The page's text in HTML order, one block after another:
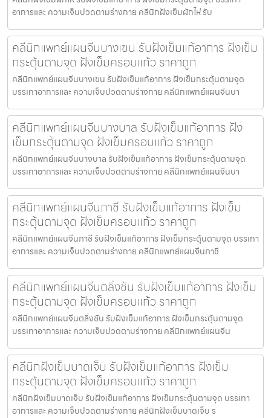
อาการและ ความเจ็บปวดตามร่างกาย คลีนิกฝังเข็มผักไห่ รับ
คลีนิกแพทย์แผนจีนบางเขน รับฝังเข็มแก้อาการ ฝังเข็ม
กระตุ้นตามจุด ฝังเข็มครอบแก้ว ราคาถูก
คลีนิกแพทย์แผนจีนบางเขน รับฝังเข็มแก้อาการ ฝังเข็มกระตุ้นตามจุด
บรรเทาอาการและ ความเจ็บปวดตามร่างกาย คลีนิกแพทย์แผนจีนบา
คลีนิกแพทย์แผนจีนบางบาล รับฝังเข็มแก้อาการ ฝัง
เข็มกระตุ้นตามจุด ฝังเข็มครอบแก้ว ราคาถูก
คลีนิกแพทย์แผนจีนบางบาล รับฝังเข็มแก้อาการ ฝังเข็มกระตุ้นตามจุด
บรรเทาอาการและ ความเจ็บปวดตามร่างกาย คลีนิกแพทย์แผนจีนบา
คลีนิกแพทย์แผนจีนภาชี รับฝังเข็มแก้อาการ ฝังเข็ม
กระตุ้นตามจุด ฝังเข็มครอบแก้ว ราคาถูก
คลีนิกแพทย์แผนจีนภาชี รับฝังเข็มแก้อาการ ฝังเข็มกระตุ้นตามจุด บรรเทา
อาการและ ความเจ็บปวดตามร่างกาย คลีนิกแพทย์แผนจีนภาชี
คลีนิกแพทย์แผนจีนตลิ่งชัน รับฝังเข็มแก้อาการ ฝังเข็ม
กระตุ้นตามจุด ฝังเข็มครอบแก้ว ราคาถูก
คลีนิกแพทย์แผนจีนตลิ่งชัน รับฝังเข็มแก้อาการ ฝังเข็มกระตุ้นตามจุด
บรรเทาอาการและ ความเจ็บปวดตามร่างกาย คลีนิกแพทย์แผนจีน
คลีนิกฝังเข็มบาดเจ็บ รับฝังเข็มแก้อาการ ฝังเข็ม
กระตุ้นตามจุด ฝังเข็มครอบแก้ว ราคาถูก
คลีนิกฝังเข็มบาดเจ็บ รับฝังเข็มแก้อาการ ฝังเข็มกระตุ้นตามจุด บรรเทา
อาการและ ความเจ็บปวดตามร่างกาย คลีนิกฝังเข็มบาดเจ็บ ร